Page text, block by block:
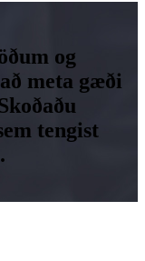
og
meta gæði
tengist